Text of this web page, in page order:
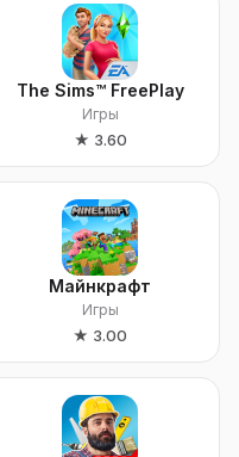
The Sims™ FreePlay
Игры
★ 3.60
Майнкрафт
Игры
★ 3.00